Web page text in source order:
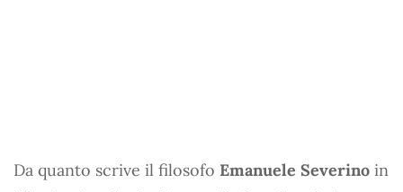
Da quanto scrive il filosofo Emanuele Severino in